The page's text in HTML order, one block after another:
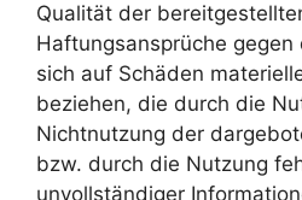
Qualität der
Haftungsansprüche gegen
sich auf Schäden
beziehen, die durch die
Nichtnutzung der
bzw. durch die Nutzung
unvollständiger